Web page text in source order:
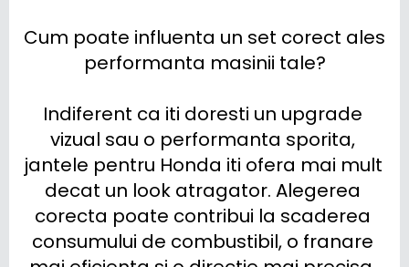
Cum poate influenta un set corect ales
performanta masinii tale?
Indiferent ca iti doresti un upgrade
vizual sau o performanta sporita,
jantele pentru Honda iti ofera mai mult
decat un look atragator. Alegerea
corecta poate contribui la scaderea
consumului de combustibil, o franare